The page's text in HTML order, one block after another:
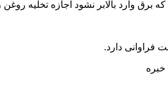
وارد بالابر نشود اجازه تخلیه روغن
فراوانی دارد.
خبره